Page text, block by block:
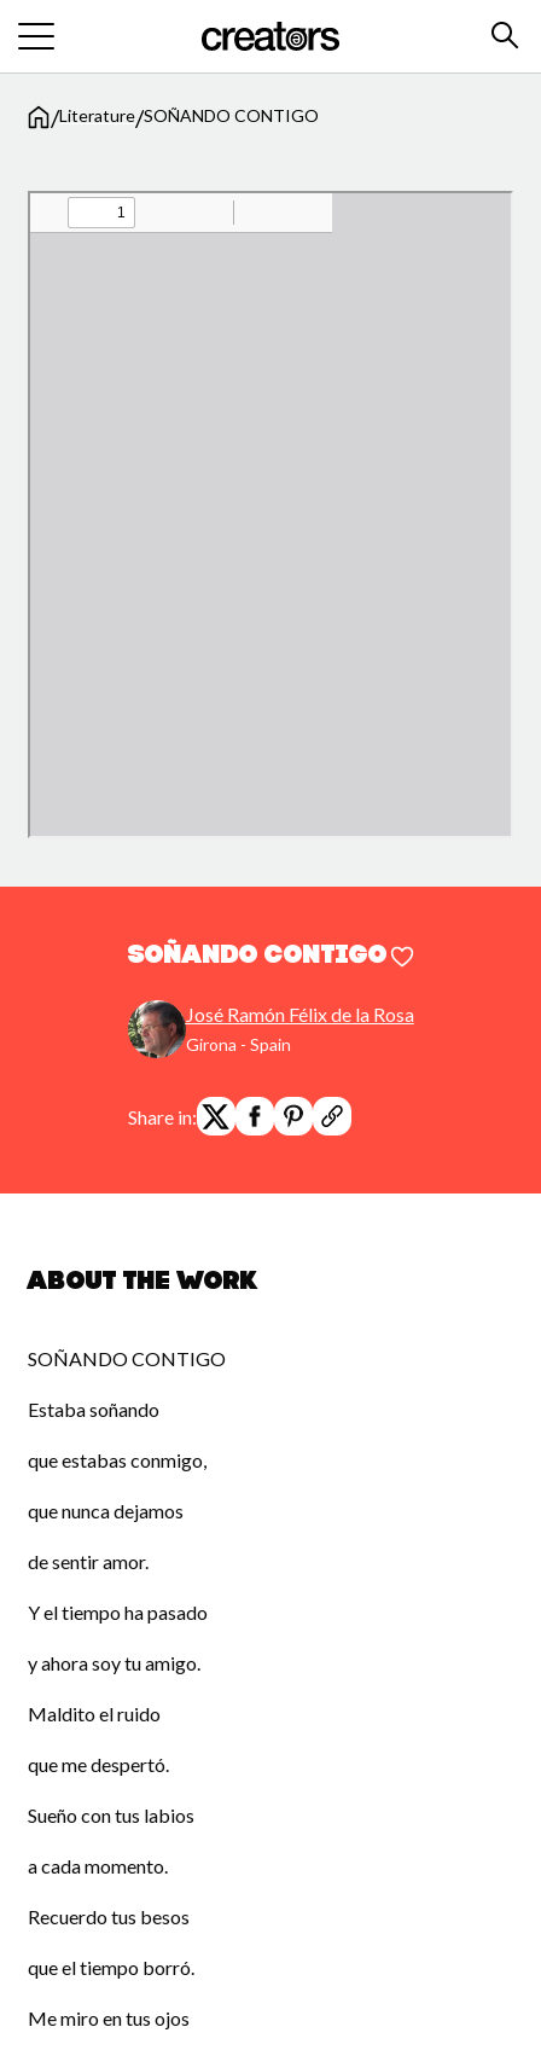
/Literature/SOÑANDO CONTIGO
SOÑANDO CONTIGO
José Ramón Félix de la Rosa
Girona - Spain
Share in:
About the work
SOÑANDO CONTIGO
Estaba soñando
que estabas conmigo,
que nunca dejamos
de sentir amor.
Y el tiempo ha pasado
y ahora soy tu amigo.
Maldito el ruido
que me despertó.
Sueño con tus labios
a cada momento.
Recuerdo tus besos
que el tiempo borró.
Me miro en tus ojos